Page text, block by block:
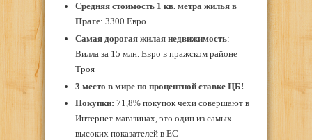
Средняя стоимость 1 кв. метра жилья в
Праге: 3300 Евро
Самая дорогая жилая недвижимость:
Вилла за 15 млн. Евро в пражском районе
Троя
3 место в мире по процентной ставке ЦБ!
Покупки: 71,8% покупок чехи совершают в
Интернет-магазинах, это один из самых
высоких показателей в ЕС